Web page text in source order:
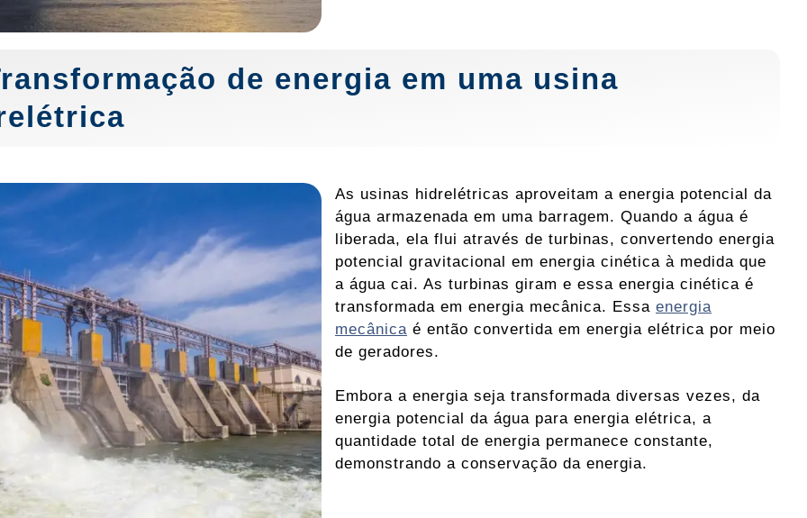
de energia em uma usina
As usinas hidrelétricas aproveitam a energia potencial da
água armazenada em uma barragem. Quando a água é
liberada, ela flui através de turbinas, convertendo energia
potencial gravitacional em energia cinética à medida que
a água cai. As turbinas giram e essa energia cinética é
transformada em energia mecânica. Essa energia
mecânica é então convertida em energia elétrica por meio
de geradores.
Embora a energia seja transformada diversas vezes, da
energia potencial da água para energia elétrica, a
quantidade total de energia permanece constante,
demonstrando a conservação da energia.